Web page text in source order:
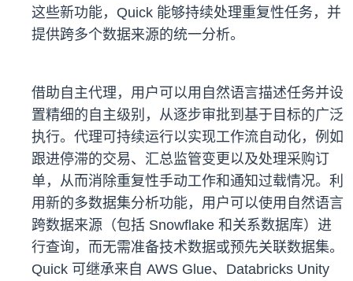
这些新功能，Quick 能够持续处理重复性任务，并
提供跨多个数据来源的统一分析。
借助自主代理，用户可以用自然语言描述任务并设
置精细的自主级别，从逐步审批到基于目标的广泛
执行。代理可持续运行以实现工作流自动化，例如
跟进停滞的交易、汇总监管变更以及处理采购订
单，从而消除重复性手动工作和通知过载情况。利
用新的多数据集分析功能，用户可以使用自然语言
跨数据来源（包括 Snowflake 和关系数据库）进
行查询，而无需准备技术数据或预先关联数据集。
Quick 可继承来自 AWS Glue、Databricks Unity